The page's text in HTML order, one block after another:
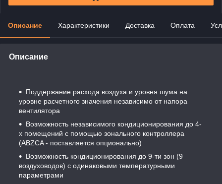
Описание Характеристики Доставка Оплата
Описание
Поддержание расхода воздуха и уровня шума на
уровне расчетного значения независимо от напора
вентилятора
Возможность независимого кондиционирования до 4-
х помещений с помощью зонального контроллера
(ABZCA - поставляется опционально)
Возможность кондиционирования до 9-ти зон (9
воздуховодов) с одинаковыми температурными
параметрами